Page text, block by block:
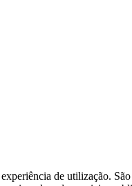
de utilização.